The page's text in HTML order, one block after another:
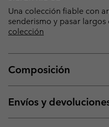
Una colección fiable con
senderismo y pasar largos
colección
Composición
Envíos y